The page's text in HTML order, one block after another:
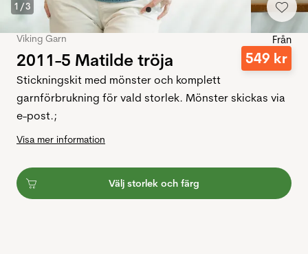
1 /3
Viking Garn
2011-5 Matilde tröja
Från
549 kr
Stickningskit med mönster och komplett
garnförbrukning för vald storlek. Mönster skickas via
e-post.;
Visa mer information
Välj storlek och färg